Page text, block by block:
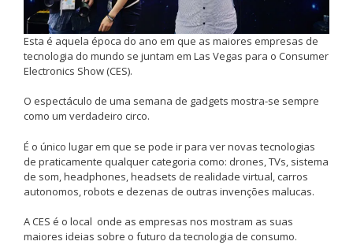
Esta é aquela época do ano em que as maiores empresas de
tecnologia do mundo se juntam em Las Vegas para o Consumer
Electronics Show (CES).
O espectáculo de uma semana de gadgets mostra-se sempre
como um verdadeiro circo.
É o único lugar em que se pode ir para ver novas tecnologias
de praticamente qualquer categoria como: drones, TVs, sistema
de som, headphones, headsets de realidade virtual, carros
autonomos, robots e dezenas de outras invenções malucas.
A CES é o local onde as empresas nos mostram as suas
maiores ideias sobre o futuro da tecnologia de consumo.